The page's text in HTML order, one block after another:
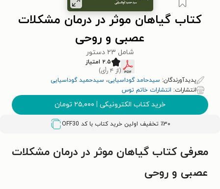
کتاب گیاهان موثر در درمان مشکلات
عصبی و روحی
شامل ۲۳ دستور
۲.۵ امتیاز
(از ۴ رأی)
پدیدآورندگان: سیدحامد گوداسیایی، سیدحمید گوداسیایی
انتشارات: انتشارات خاتم توس
خرید کتاب الکترونیکی | ۲۵,۰۰۰ تومان
٪۳۰ تخفیف اولین خرید کتاب با کد OFF30
معرفی کتاب گیاهان موثر در درمان مشکلات
عصبی و روحی